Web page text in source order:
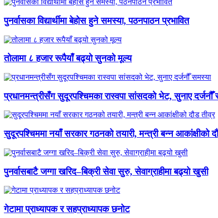
पुनर्वासका विद्यार्थीमा बेहोस हुने समस्या, पठनपाठन प्रभावित
तोलामा ८ हजार रूपैयाँ बढ्यो सुनको मूल्य
प्रधानमन्त्रीसँग सुदूरपश्चिमका रास्वपा सांसदको भेट, सुनाए दर्जनौँ
सुदूरपश्चिममा नयाँ सरकार गठनको तयारी, मन्त्री बन्न आकांक्षीको
पुनर्वासबाटै जग्गा खरिद–बिक्री सेवा सुरु, सेवाग्राहीमा बढ्यो खुसी
गेटामा प्राध्यापक र सहप्राध्यापक छनोट